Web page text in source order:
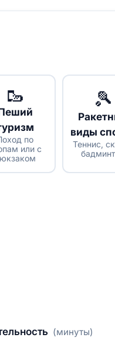
🥾
по
или с
🎾
виды
Теннис,
(минуты)